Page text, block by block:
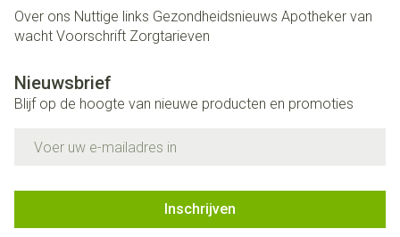
Over ons Nuttige links Gezondheidsnieuws Apotheker van
wacht Voorschrift Zorgtarieven
Nieuwsbrief
Blijf op de hoogte van nieuwe producten en promoties
Inschrijven